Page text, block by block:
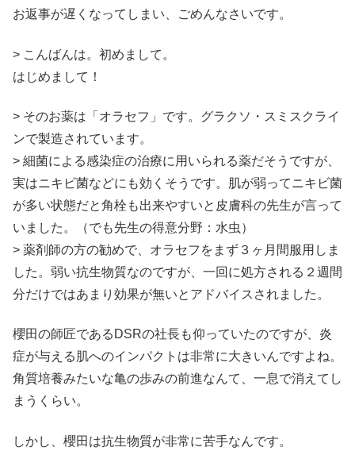
お返事が遅くなってしまい、ごめんなさいです。
> こんばんは。初めまして。
はじめまして！
> そのお薬は「オラセフ」です。グラクソ・スミスクライ
ンで製造されています。
> 細菌による感染症の治療に用いられる薬だそうですが、
実はニキビ菌などにも効くそうです。肌が弱ってニキビ菌
が多い状態だと角栓も出来やすいと皮膚科の先生が言って
いました。（でも先生の得意分野：水虫）
> 薬剤師の方の勧めで、オラセフをまず３ヶ月間服用しま
した。弱い抗生物質なのですが、一回に処方される２週間
分だけではあまり効果が無いとアドバイスされました。
櫻田の師匠であるDSRの社長も仰っていたのですが、炎
症が与える肌へのインパクトは非常に大きいんですよね。
角質培養みたいな亀の歩みの前進なんて、一息で消えてし
まうくらい。
しかし、櫻田は抗生物質が非常に苦手なんです。